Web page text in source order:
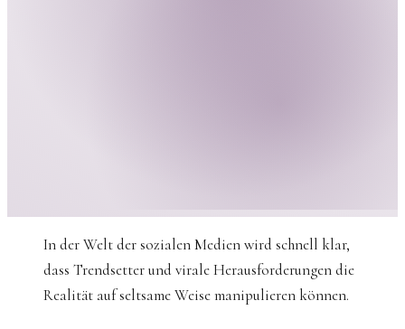
In der Welt der sozialen Medien wird schnell klar,
dass Trendsetter und virale Herausforderungen die
Realität auf seltsame Weise manipulieren können.